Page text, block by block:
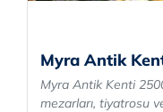
Myra Antik
Myra Antik Kenti
mezarları, tiyatrosu